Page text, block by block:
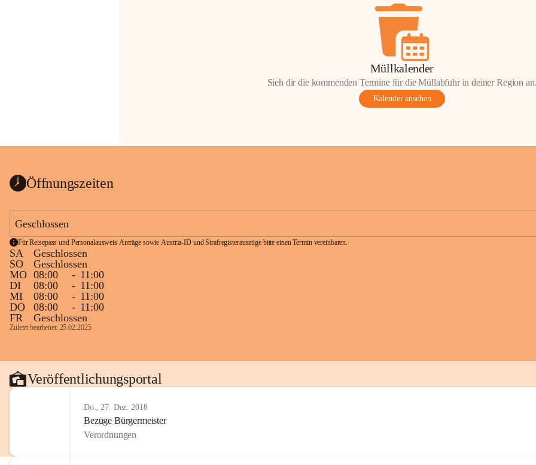
Müllkalender
Sieh dir die kommenden Termine für die Müllabfuhr in deiner Region
Kalender ansehen
Öffnungszeiten
Geschlossen
Für Reisepass und Personalausweis Anträge sowie Austria-ID und Strafregisterauszüge bitte einen Termin vereinbaren.
SA
Geschlossen
SO
Geschlossen
MO 08:00 - 11:00
DI
08:00 - 11:00
MI
08:00 - 11:00
DO
08:00 - 11:00
FR
Geschlossen
Zuletzt bearbeitet: 25.02.2025
Veröffentlichungsportal
Do., 27. Dez. 2018
Bezüge Bürgermeister
Verordnungen